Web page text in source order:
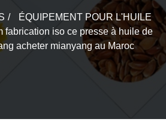
ÉQUIPEMENT POUR L'HUILE
fabrication iso ce presse à huile de
acheter mianyang au Maroc